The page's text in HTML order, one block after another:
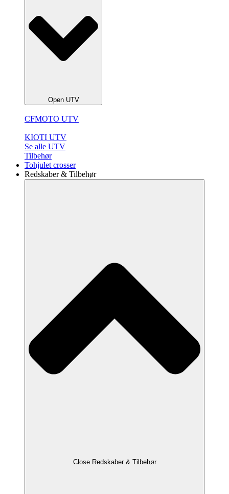
Open UTV
CFMOTO UTV
KIOTI UTV
Se alle UTV
Tilbehør
Tohjulet crosser
Redskaber & Tilbehør
Close Redskaber & Tilbehør